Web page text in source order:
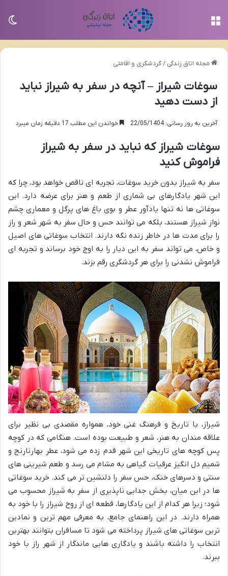
مجله اتاق زندگی /گردشگری و اقامتی
سوغات شیراز – آنچه در سفر به شیراز نباید
از دست دهید
آخرین به روز رسانی: 22/05/1404 خواندن این مطلب 17 دقیقه زمان میبرد
سوغات شیراز که نباید در سفر به شیراز
فراموش کنید
سفر به شیراز بدون خرید سوغات، تجربه ای ناقص خواهد بود، چرا که
این شهر یادگارهای بی شماری از طعم و هنر برای عرضه دارد. این
سوغاتی ها نه تنها یادآور عطر و بوی باغ های پرگل و معماری چشم
نواز شیراز هستند، بلکه می توانند حس و حال سفر به شهر شعر و راز
را برای مدت ها در خاطر زنده نگه دارند. انتخاب سوغاتی های اصیل
و خاص، می تواند سفر به این دیار را به اوج خود برساند و تجربه ای
فراموش نشدنی را برای هر گردشگری رقم بزند.
شیراز، با تاریخ و فرهنگ غنی خود، همواره مقصدی بی نظیر برای
علاقه مندان به هنر، شعر و طبیعت بوده است. هنگامی که در کوچه
پس کوچه های تاریخی این شهر قدم زده می شود، عطر بهارنارنج و
شمیم دل انگیز عرقیات گیاهی به مشام می رسد و طعم شیرینی های
سنتی و دسرهای خنک، حس سفر را دلنشین تر می کند. خرید سوغاتی
ها در این میان، بخش جدایی ناپذیری از سفر به شیراز محسوب می
شود؛ زیرا هر کدام از این یادگارها، قطعه ای از روح شیراز را با خود به
همراه دارند. در این راهنمای جامع، به معرفی مهم ترین و نمادین
ترین سوغاتی های شیراز پرداخته می شود تا مسافران بتوانند بهترین
انتخاب را داشته باشند و یادگاری هایی ماندگار از شهر راز با خود
ببرند.